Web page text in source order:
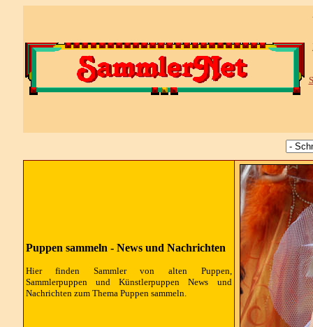
Puppen sammeln - News und Nachrichten
Hier finden Sammler von alten Puppen,
Sammlerpuppen und Künstlerpuppen News und
Nachrichten zum Thema Puppen sammeln.